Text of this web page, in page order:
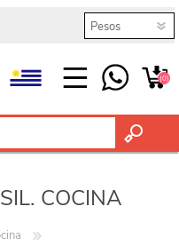
(0)
COCINA